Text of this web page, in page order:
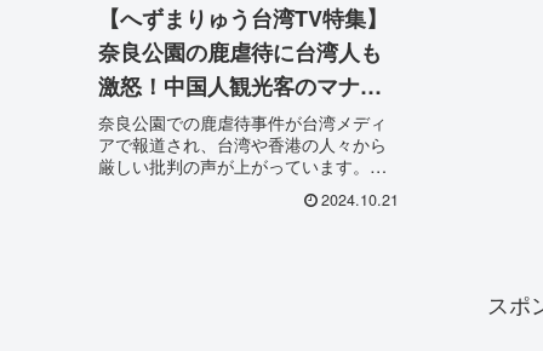
【へずまりゅう台湾TV特集】
奈良公園の鹿虐待に台湾人も
激怒！中国人観光客のマナー
問題に厳しい反応
奈良公園での鹿虐待事件が台湾メディ
アで報道され、台湾や香港の人々から
厳しい批判の声が上がっています。中
適切な扱いに対する懸念が示される
2024.10.21
スポ